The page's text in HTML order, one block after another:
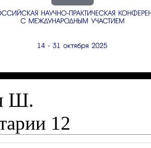
Ш.
12